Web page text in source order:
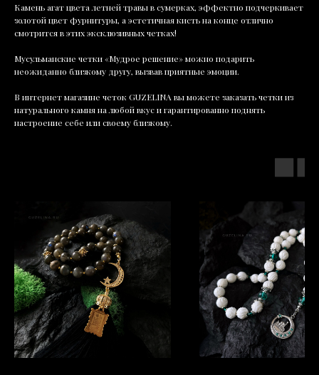
Камень агат цвета летней травы в сумерках, эффектно подчеркивает
золотой цвет фурнитуры, а эстетичная кисть на конце отлично
смотрится в этих эксклюзивных четках!
Мусульманские четки «Мудрое решение» можно подарить
неожиданно близкому другу, вызвав приятные эмоции.
В интернет магазине четок GUZELINA вы можете заказать четки из
натурального камня на любой вкус и гарантированно поднять
настроение себе или своему близкому.